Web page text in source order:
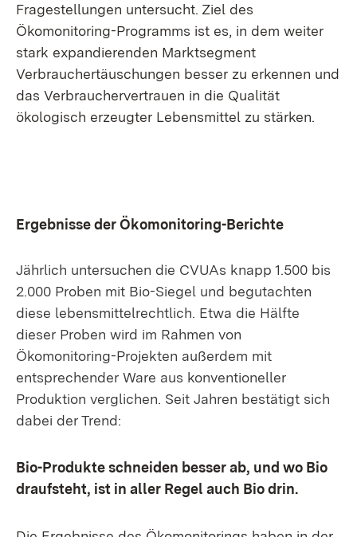
Fragestellungen untersucht. Ziel des
Ökomonitoring-Programms ist es, in dem weiter
stark expandierenden Marktsegment
Verbrauchertäuschungen besser zu erkennen und
das Verbrauchervertrauen in die Qualität
ökologisch erzeugter Lebensmittel zu stärken.
Ergebnisse der Ökomonitoring-Berichte
Jährlich untersuchen die CVUAs knapp 1.500 bis
2.000 Proben mit Bio-Siegel und begutachten
diese lebensmittelrechtlich. Etwa die Hälfte
dieser Proben wird im Rahmen von
Ökomonitoring-Projekten außerdem mit
entsprechender Ware aus konventioneller
Produktion verglichen. Seit Jahren bestätigt sich
dabei der Trend:
Bio-Produkte schneiden besser ab, und wo Bio
draufsteht, ist in aller Regel auch Bio drin.